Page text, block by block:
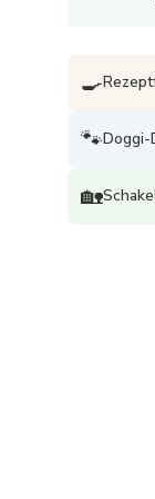
🍳
🐾Doggi-
🏡